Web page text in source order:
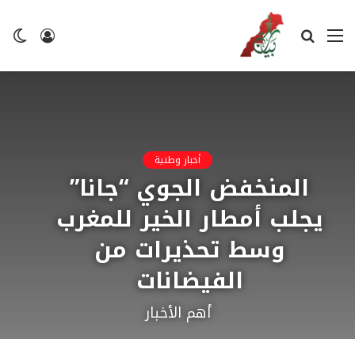
تسجيل
القائمة بحث
أخبار وطنية
المنخفض الجوي “جانا”
يجلب أمطار الخير للمغرب
وسط تحذيرات من
الفيضانات
أهم الأخبار